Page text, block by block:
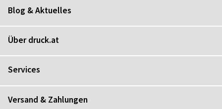
Blog & Aktuelles
Über druck.at
Services
Versand & Zahlungen